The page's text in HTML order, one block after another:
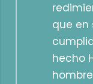
que en
hecho